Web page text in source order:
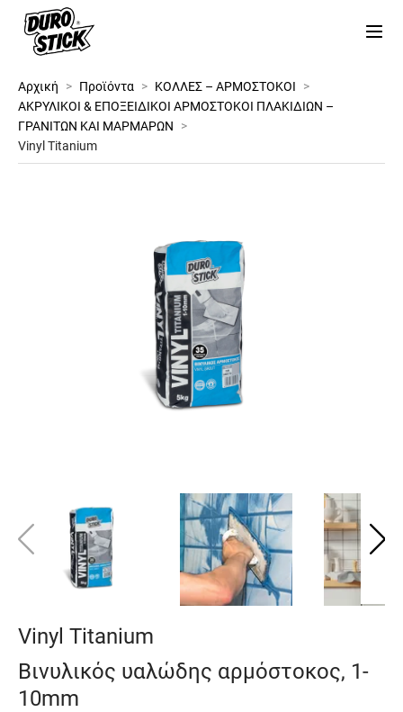
Αρχική > Προϊόντα > ΚΟΛΛΕΣ – ΑΡΜΟΣΤΟΚΟΙ
>
ΑΚΡΥΛΙΚΟΙ & ΕΠΟΞΕΙΔΙΚΟΙ ΑΡΜΟΣΤΟΚΟΙ ΠΛΑΚΙΔΙΩΝ –
ΓΡΑΝΙΤΩΝ ΚΑΙ ΜΑΡΜΑΡΩΝ
>
Vinyl Titanium
Vinyl Titanium
Βινυλικός υαλώδης αρμόστοκος, 1-
10mm